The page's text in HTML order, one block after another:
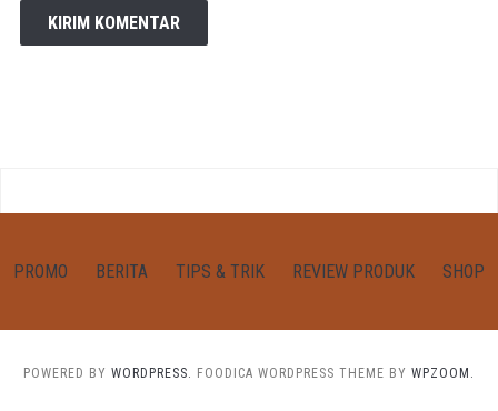
PROMO BERITA TIPS & TRIK REVIEW PRODUK SHOP
POWERED BY WORDPRESS. FOODICA WORDPRESS THEME BY WPZOOM.